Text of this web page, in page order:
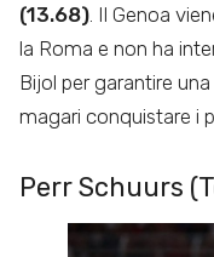
(13.68) . Il Genoa
la Roma e non ha
Bijol per garantire
magari conquistare i
Perr Schuurs